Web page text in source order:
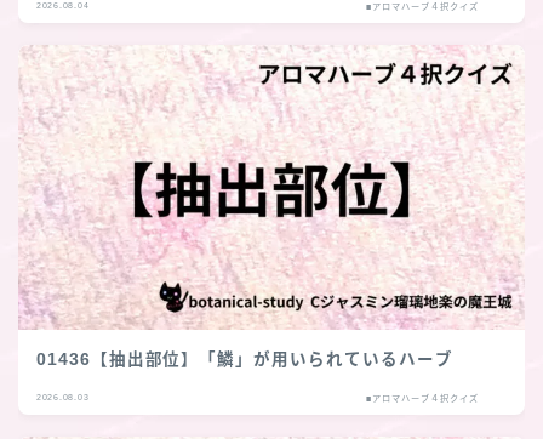
2026.08.04 ■アロマハーブ４択クイズ
01436【抽出部位】「鱗」が用いられているハーブ
2026.08.03 ■アロマハーブ４択クイズ